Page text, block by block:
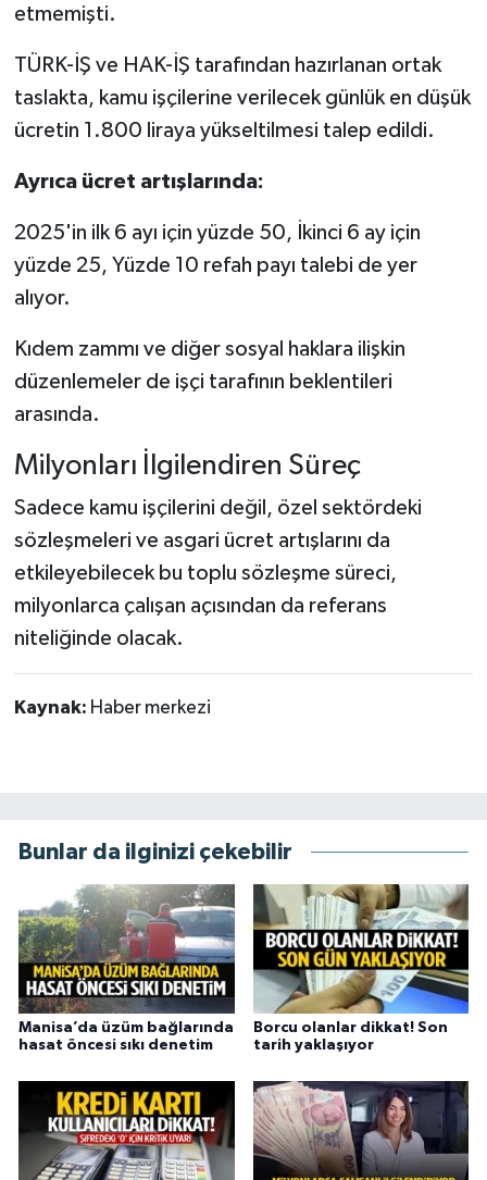
etmemişti.
TÜRK-İŞ ve HAK-İŞ tarafından hazırlanan ortak
taslakta, kamu işçilerine verilecek günlük en düşük
ücretin 1.800 liraya yükseltilmesi talep edildi.
Ayrıca ücret artışlarında:
2025'in ilk 6 ayı için yüzde 50, İkinci 6 ay için
yüzde 25, Yüzde 10 refah payı talebi de yer
alıyor.
Kıdem zammı ve diğer sosyal haklara ilişkin
düzenlemeler de işçi tarafının beklentileri
arasında.
Milyonları İlgilendiren Süreç
Sadece kamu işçilerini değil, özel sektördeki
sözleşmeleri ve asgari ücret artışlarını da
etkileyebilecek bu toplu sözleşme süreci,
milyonlarca çalışan açısından da referans
niteliğinde olacak.
Kaynak: Haber merkezi
Bunlar da ilginizi çekebilir
Manisa’da üzüm bağlarında
hasat öncesi sıkı denetim
Borcu olanlar dikkat! Son
tarih yaklaşıyor